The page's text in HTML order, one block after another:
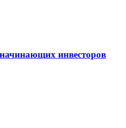
инвесторов